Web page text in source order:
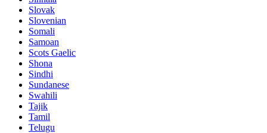
Slovak
Slovenian
Somali
Samoan
Scots Gaelic
Shona
Sindhi
Sundanese
Swahili
Tajik
Tamil
Telugu